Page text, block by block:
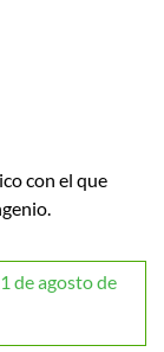
con el que
de agosto de